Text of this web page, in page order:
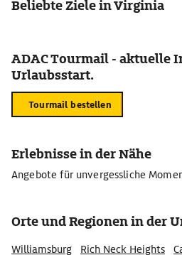
Beliebte Ziele in Virginia
ADAC Tourmail - aktuelle
Urlaubsstart.
Tourmail bestellen
Erlebnisse in der Nähe
Angebote für unvergessliche
Orte und Regionen in der
Williamsburg Rich Neck Heights